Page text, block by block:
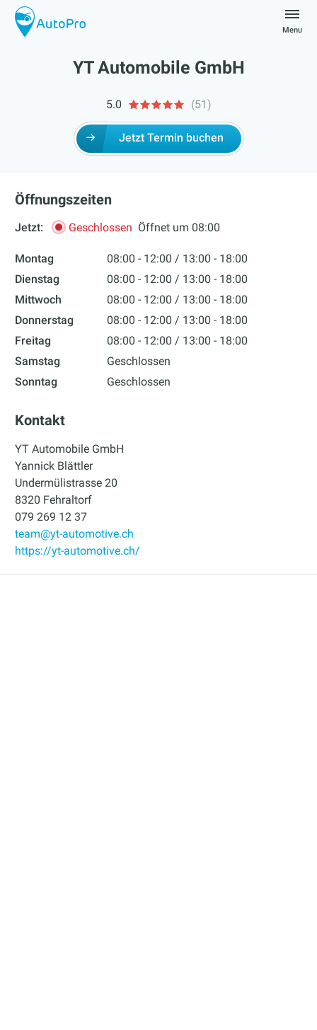
Skip
content
Menu
YT Automobile GmbH
5.0 (51)
Jetzt Termin buchen
Öffnungszeiten
Jetzt: Geschlossen Öffnet um 08:00
Montag 08:00 - 12:00
13:00 - 18:00
Dienstag
08:00 - 12:00
13:00 - 18:00
Mittwoch
08:00 - 12:00
13:00 - 18:00
Donnerstag
08:00 - 12:00
13:00 - 18:00
Freitag
08:00 - 12:00
13:00 - 18:00
Samstag
Geschlossen
Sonntag
Geschlossen
Kontakt
YT Automobile GmbH
Yannick Blättler
Undermülistrasse 20
8320 Fehraltorf
079 269 12 37
team@yt-automotive.ch
https://yt-automotive.ch/